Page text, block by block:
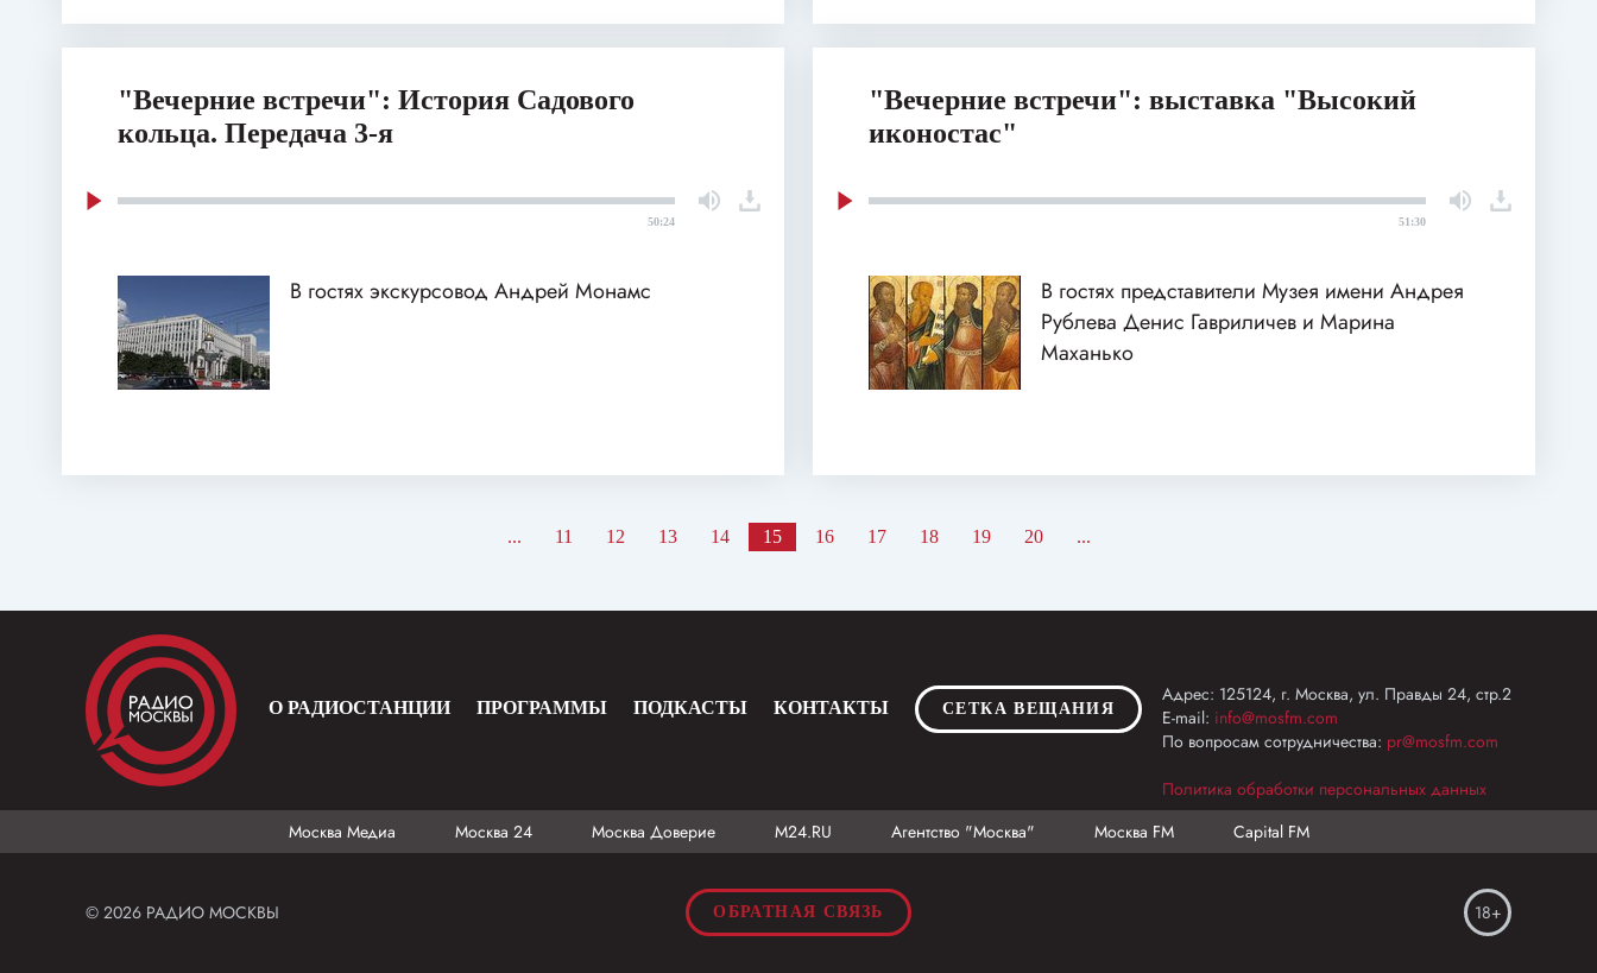
"Вечерние встречи": История Садового
кольца. Передача 3-я
50:24
В гостях экскурсовод Андрей Монамс
"Вечерние встречи": выставка "Высокий
иконостас"
51:30
В гостях представители Музея имени Андрея
Рублева Денис Гавриличев и Марина
Маханько
... 11 12 13 14 15 16 17 18 19 20 ...
О РАДИОСТАНЦИИ ПРОГРАММЫ ПОДКАСТЫ КОНТАКТЫ СЕТКА ВЕЩАНИЯ
Адрес: 125124, г. Москва, ул. Правды 24, стр.2
E-mail: info@mosfm.com
По вопросам сотрудничества: pr@mosfm.com
Политика обработки персональных данных
Москва Медиа
Москва 24 Москва Доверие М24.RU Агентство "Москва" Москва FM Capital FM
© 2026 РАДИО МОСКВЫ ОБРАТНАЯ СВЯЗЬ 18+